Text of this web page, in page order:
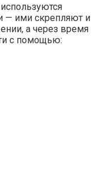
— ими скрепляют и
а через время
с помощью: